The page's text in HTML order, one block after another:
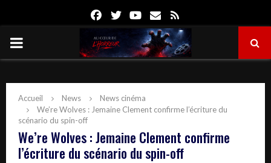
FacebookTwitterYoutube
Email
PRIMARY
Accueil News
News cinéma
We’re Wolves : Jemaine Clement confirme l’écriture du
scénario du spin-off
We’re Wolves : Jemaine Clement confirme
l’écriture du scénario du spin-off